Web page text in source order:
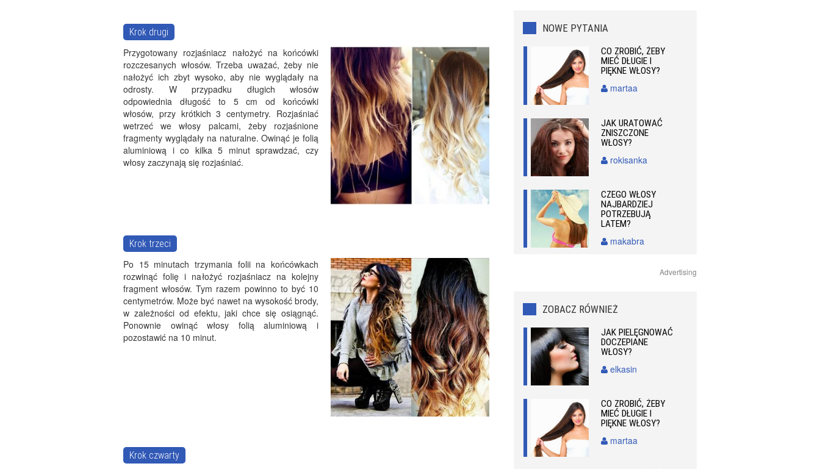
Krok drugi
Przygotowany rozjaśniacz nałożyć na końcówki
rozczesanych włosów. Trzeba uważać, żeby nie
nałożyć ich zbyt wysoko, aby nie wyglądały na
odrosty. W przypadku długich włosów
odpowiednia długość to 5 cm od końcówki
włosów, przy krótkich 3 centymetry. Rozjaśniać
wetrzeć we włosy palcami, żeby rozjaśnione
fragmenty wyglądały na naturalne. Owinąć je folią
aluminiową i co kilka 5 minut sprawdzać, czy
włosy zaczynają się rozjaśniać.
Krok trzeci
Po 15 minutach trzymania folii na końcówkach
rozwinąć folię i nałożyć rozjaśniacz na kolejny
fragment włosów. Tym razem powinno to być 10
centymetrów. Może być nawet na wysokość brody,
w zależności od efektu, jaki chce się osiągnąć.
Ponownie owinąć włosy folią aluminiową i
pozostawić na 10 minut.
Krok czwarty
NOWE PYTANIA
CO ZROBIĆ, ŻEBY
MIEĆ DŁUGIE I
PIĘKNE WŁOSY?
martaa
JAK URATOWAĆ
ZNISZCZONE
WŁOSY?
rokisanka
CZEGO WŁOSY
NAJBARDZIEJ
POTRZEBUJĄ
LATEM?
makabra
Advertising
ZOBACZ RÓWNIEŻ
JAK PIELĘGNOWAĆ
DOCZEPIANE
WŁOSY?
elkasin
CO ZROBIĆ, ŻEBY
MIEĆ DŁUGIE I
PIĘKNE WŁOSY?
martaa